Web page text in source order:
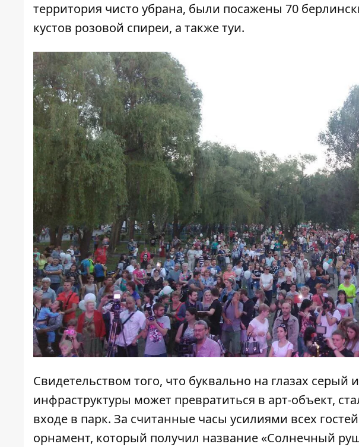
территория чисто убрана, были посажены 70
кустов розовой спиреи, а также туи.
Свидетельством того, что буквально на глазах
инфраструктуры может превратиться в арт-объект,
входе в парк. За считанные часы усилиями всех
орнамент, который получил название «Солнечный